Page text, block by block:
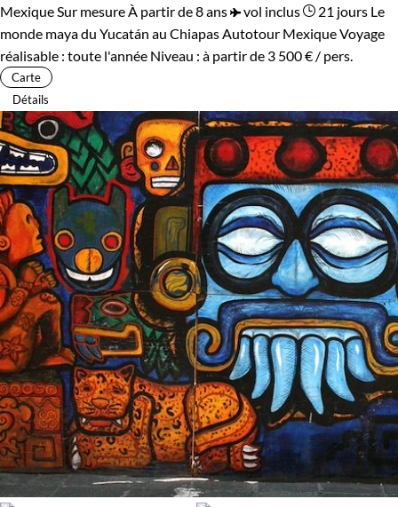
Mexique Sur mesure À partir de 8 ans vol inclus 21 jours Le
monde maya du Yucatán au Chiapas Autotour MexiqueVoyage
réalisable : toute l'année Niveau : à partir de 3 500 € / pers.
Carte
Détails